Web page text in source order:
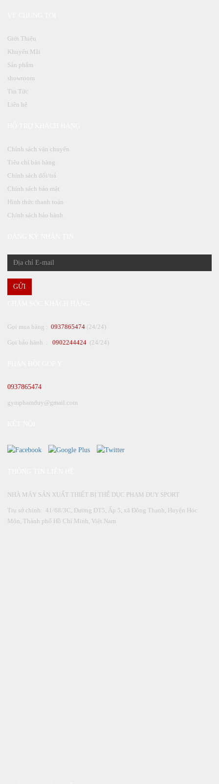
Giới Thiệu
Khuyến Mãi
Sản phẩm
showroom
Tin Tức
Liên hệ
Chính sách vận chuyển
Tiêu chí bán hàng
Chính sách đổi/trả
Chính sách bảo mật
Hình thức thanh toán
Chính sách bảo hành
GỬI
Gọi mua hàng : 0937865474 (24/24)
Gọi bảo hành : 0902244424 (24/24)
0937865474
gymphamduy@gmail.com
NHÀ MÁY SẢN XUẤT THIẾT BỊ THỂ DỤC PHẠM DUY SPORT
Trụ sở chính: 41/68/3C, Đường DT5, Ấp 5, xã Đông Thạnh, Huyện Hóc
Môn, Thành phố Hồ Chí Minh, Việt Nam